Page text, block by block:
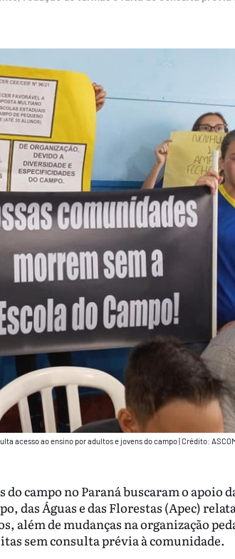
acesso ao ensino por adultos e jovens do campo|Crédito:
campo no Paraná buscaram o apoio
das Águas e das Florestas (Apec)
além de mudanças na organização
sem consulta prévia à comunidade.